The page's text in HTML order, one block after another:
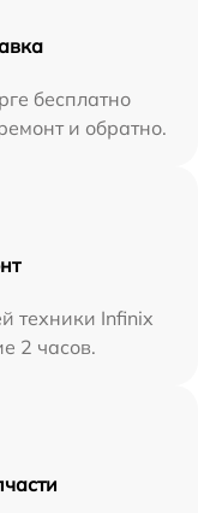
бесплатно
и обратно.
техники Infinix
2 часов.